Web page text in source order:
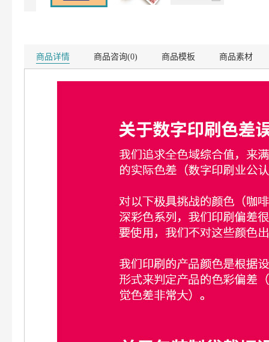
商品详情 商品咨询(0) 商品模板 商品素材